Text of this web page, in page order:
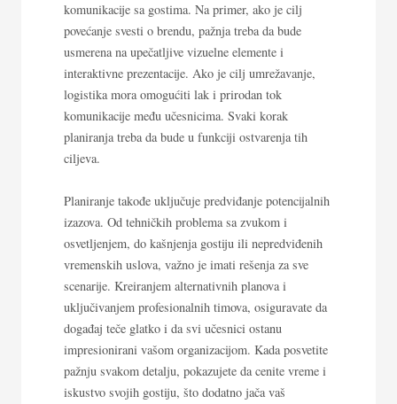
komunikacije sa gostima. Na primer, ako je cilj
povećanje svesti o brendu, pažnja treba da bude
usmerena na upečatljive vizuelne elemente i
interaktivne prezentacije. Ako je cilj umrežavanje,
logistika mora omogućiti lak i prirodan tok
komunikacije među učesnicima. Svaki korak
planiranja treba da bude u funkciji ostvarenja tih
ciljeva.
Planiranje takođe uključuje predviđanje potencijalnih
izazova. Od tehničkih problema sa zvukom i
osvetljenjem, do kašnjenja gostiju ili nepredviđenih
vremenskih uslova, važno je imati rešenja za sve
scenarije. Kreiranjem alternativnih planova i
uključivanjem profesionalnih timova, osiguravate da
događaj teče glatko i da svi učesnici ostanu
impresionirani vašom organizacijom. Kada posvetite
pažnju svakom detalju, pokazujete da cenite vreme i
iskustvo svojih gostiju, što dodatno jača vaš